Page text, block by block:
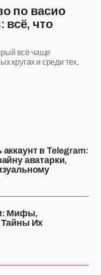
по васио
всё, что
всё чаще
кругах и среди тех,
в Telegram:
аватарки,
Мифы,
Тайны Их